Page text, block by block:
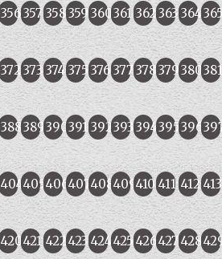
356357 358359360361 362 363 364
372 373 374 375376 377378379380381
388389390391 392393 394395396
404405406407408409410 411 412 413
420421 422423 424425426427 428